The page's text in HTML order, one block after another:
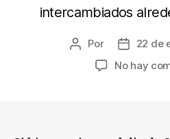
intercambiados
Autor
Por
Fecha
de
22 de
No hay